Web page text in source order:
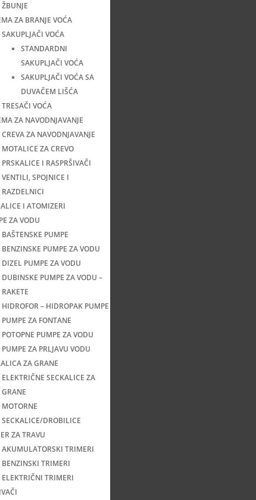
ŽBUNJE
ZA BRANJE VOĆA
SAKUPLJAČI VOĆA
STANDARDNI
SAKUPLJAČI VOĆA
SAKUPLJAČI VOĆA SA
DUVAČEM LIŠĆA
TRESAČI VOĆA
ZA NAVODNJAVANJE
CREVA ZA NAVODNJAVANJE
MOTALICE ZA CREVO
PRSKALICE I RASPRŠIVAČI
VENTILI, SPOJNICE I
RAZDELNICI
I ATOMIZERI
ZA VODU
BAŠTENSKE PUMPE
BENZINSKE PUMPE ZA VODU
DIZEL PUMPE ZA VODU
DUBINSKE PUMPE ZA VODU –
RAKETE
HIDROFOR – HIDROPAK PUMPE
PUMPE ZA FONTANE
POTOPNE PUMPE ZA VODU
PUMPE ZA PRLJAVU VODU
ZA GRANE
ELEKTRIČNE SECKALICE ZA
GRANE
MOTORNE
SECKALICE/DROBILICE
ZA TRAVU
AKUMULATORSKI TRIMERI
BENZINSKI TRIMERI
ELEKTRIČNI TRIMERI